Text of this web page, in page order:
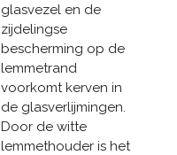
glasvezel en de
zijdelingse
bescherming op de
lemmetrand
voorkomt kerven in
de glasverlijmingen.
Door de witte
lemmethouder is het